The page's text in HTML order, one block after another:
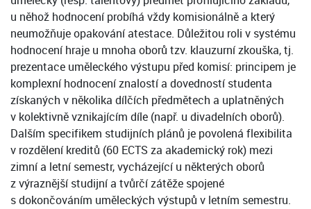
u něhož hodnocení probíhá vždy komisionálně a který
neumožňuje opakování atestace. Důležitou roli v systému
hodnocení hraje u mnoha oborů tzv. klauzurní zkouška, tj.
prezentace uměleckého výstupu před komisí: principem je
komplexní hodnocení znalostí a dovedností studenta
získaných v několika dílčích předmětech a uplatněných
v kolektivně vznikajícím díle (např. u divadelních oborů).
Dalším specifikem studijních plánů je povolená flexibilita
v rozdělení kreditů (60 ECTS za akademický rok) mezi
zimní a letní semestr, vycházející u některých oborů
z výraznější studijní a tvůrčí zátěže spojené
s dokončováním uměleckých výstupů v letním semestru.